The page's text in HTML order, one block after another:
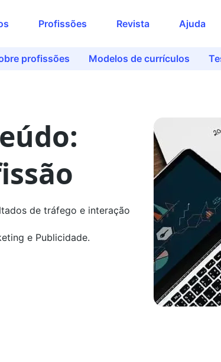
Profissões Revista Ajuda
profissões Modelos de currículos
de tráfego e interação
e Publicidade.
completo
Preencha seus dados para liberar o
acesso
E-mail
Telefone
Ao continuar, você concorda com nossas
políticas de privacidade